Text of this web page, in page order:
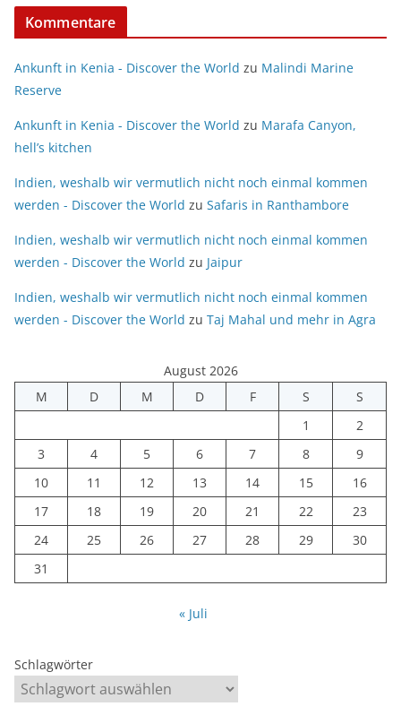
Kommentare
Ankunft in Kenia - Discover the World zu Malindi Marine
Reserve
Ankunft in Kenia - Discover the World zu Marafa Canyon,
hell’s kitchen
Indien, weshalb wir vermutlich nicht noch einmal kommen
werden - Discover the World zu Safaris in Ranthambore
Indien, weshalb wir vermutlich nicht noch einmal kommen
werden - Discover the World zu Jaipur
Indien, weshalb wir vermutlich nicht noch einmal kommen
werden - Discover the World zu Taj Mahal und mehr in Agra
August 2026
M
D M D F S
S
1
2
3
4 5 6 7 8
9
10
11 12 13 14 15
16
17
18 19 20 21 22
23
24
25 26 27 28 29
30
31
« Juli
Schlagwörter